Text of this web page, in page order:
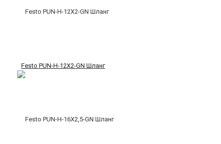
Festo PUN-H-12X2-GN Шланг